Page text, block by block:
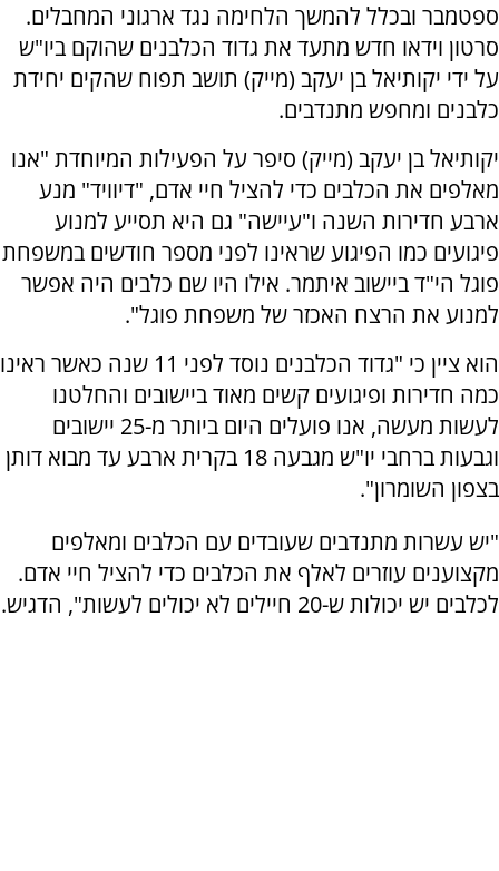
ספטמבר ובכלל להמשך הלחימה נגד ארגוני המחבלים.
סרטון וידאו חדש מתעד את גדוד הכלבנים שהוקם ביו"ש
על ידי יקותיאל בן יעקב (מייק) תושב תפוח שהקים יחידת
כלבנים ומחפש מתנדבים.
יקותיאל בן יעקב (מייק) סיפר על הפעילות המיוחדת "אנו
מאלפים את הכלבים כדי להציל חיי אדם, "דיוויד" מנע
ארבע חדירות השנה ו"עיישה" גם היא תסייע למנוע
פיגועים כמו הפיגוע שראינו לפני מספר חודשים במשפחת
פוגל הי"ד ביישוב איתמר. אילו היו שם כלבים היה אפשר
למנוע את הרצח האכזר של משפחת פוגל".
הוא ציין כי "גדוד הכלבנים נוסד לפני 11 שנה כאשר ראינו
כמה חדירות ופיגועים קשים מאוד ביישובים והחלטנו
לעשות מעשה, אנו פועלים היום ביותר מ-25 יישובים
וגבעות ברחבי יו"ש מגבעה 18 בקרית ארבע עד מבוא דותן
בצפון השומרון".
"יש עשרות מתנדבים שעובדים עם הכלבים ומאלפים
מקצוענים עוזרים לאלף את הכלבים כדי להציל חיי אדם.
לכלבים יש יכולות ש-20 חיילים לא יכולים לעשות", הדגיש.